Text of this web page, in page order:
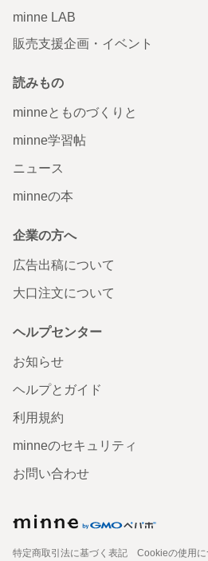
minne LAB
販売支援企画・イベント
読みもの
minneとものづくりと
minne学習帖
ニュース
minneの本
企業の方へ
広告出稿について
大口注文について
ヘルプセンター
お知らせ
ヘルプとガイド
利用規約
minneのセキュリティ
お問い合わせ
特定商取引法に基づく表記
Cookieの使用に